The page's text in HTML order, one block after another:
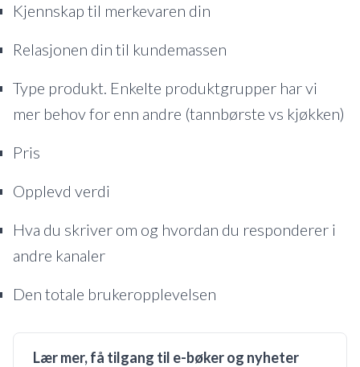
Kjennskap til merkevaren din
Relasjonen din til kundemassen
Type produkt. Enkelte produktgrupper har vi
mer behov for enn andre (tannbørste vs kjøkken)
Pris
Opplevd verdi
Hva du skriver om og hvordan du responderer i
andre kanaler
Den totale brukeropplevelsen
Lær mer, få tilgang til e-bøker og nyheter